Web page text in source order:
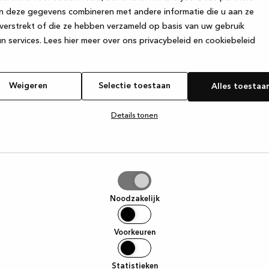
deze gegevens combineren met andere informatie die u aan ze
of die ze hebben verzameld op basis van uw gebruik
services. Lees hier meer over ons privacybeleid en cookiebeleid
Weigeren Selectie toestaan Alles
Details tonen
Noodzakelijk
Voorkeuren
Statistieken
has occurred while loadingwww.kvik.be (see the